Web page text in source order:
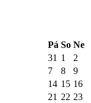
Pá So Ne
31 1
2
7 8
9
14 15 16
21 22 23